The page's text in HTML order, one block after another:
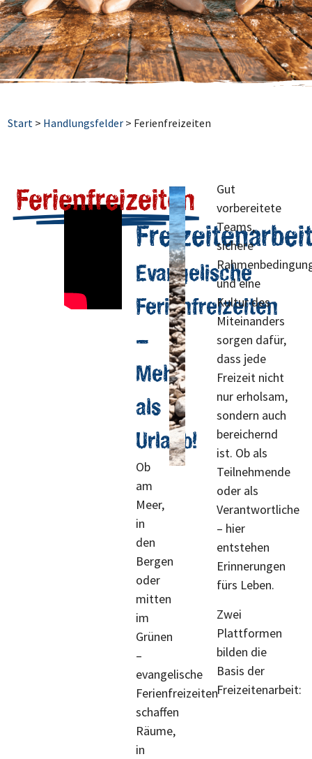
Start > Handlungsfelder > Ferienfreizeiten
Ferienfreizeiten
Evangelische
Ferienfreizeiten
–
Mehr
als
Urlaub!
Ob
am
Meer,
in
den
Bergen
oder
mitten
im
Grünen
–
evangelische
Ferienfreizeiten
schaffen
Räume,
in
Gut
vorbereitete
Teams,
sichere
und eine
Kultur des
Miteinanders
sorgen dafür,
dass jede
Freizeit nicht
nur erholsam,
sondern auch
bereichernd
ist. Ob als
Teilnehmende
oder als
Verantwortliche
– hier
entstehen
Erinnerungen
fürs Leben.
Zwei
Plattformen
bilden die
Basis der
Freizeitenarbeit: